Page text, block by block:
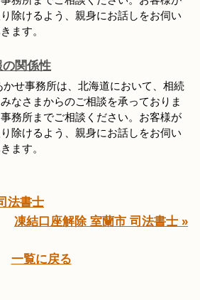
除けるよう、親身にお話しをお伺い
ます。
関係性
かせ事務所は、北海道において、相続
なさまからのご相談を承っておりま
務所までご相談ください。お客様が
除けるよう、親身にお話しをお伺い
ます。
法書士
凍結口座解除 室蘭市 司法書士 »
一覧に戻る